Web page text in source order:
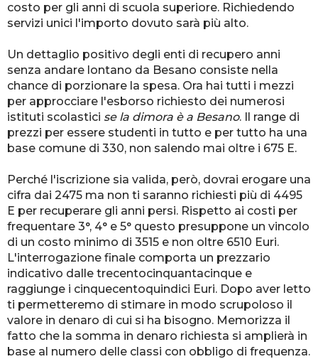
costo per gli anni di scuola superiore. Richiedendo
servizi unici l'importo dovuto sarà più alto.
Un dettaglio positivo degli enti di recupero anni
senza andare lontano da Besano consiste nella
chance di porzionare la spesa. Ora hai tutti i mezzi
per approcciare l'esborso richiesto dei numerosi
istituti scolastici se la dimora è a Besano. Il range di
prezzi per essere studenti in tutto e per tutto ha una
base comune di 330, non salendo mai oltre i 675 E.
Perché l'iscrizione sia valida, però, dovrai erogare una
cifra dai 2475 ma non ti saranno richiesti più di 4495
E per recuperare gli anni persi. Rispetto ai costi per
frequentare 3°, 4° e 5° questo presuppone un vincolo
di un costo minimo di 3515 e non oltre 6510 Euri.
L'interrogazione finale comporta un prezzario
indicativo dalle trecentocinquantacinque e
raggiunge i cinquecentoquindici Euri. Dopo aver letto
ti permetteremo di stimare in modo scrupoloso il
valore in denaro di cui si ha bisogno. Memorizza il
fatto che la somma in denaro richiesta si amplierà in
base al numero delle classi con obbligo di frequenza.